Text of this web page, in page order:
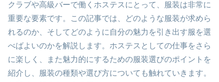
クラブや高級バーで働くホステスにとって、服装は非常に
重要な要素です。この記事では、どのような服装が求めら
れるのか、そしてどのように自分の魅力を引き出す服を選
べばよいのかを解説します。ホステスとしての仕事をさら
に楽しく、また魅力的にするための服装選びのポイントを
紹介し、服装の種類や選び方についても触れていきます。